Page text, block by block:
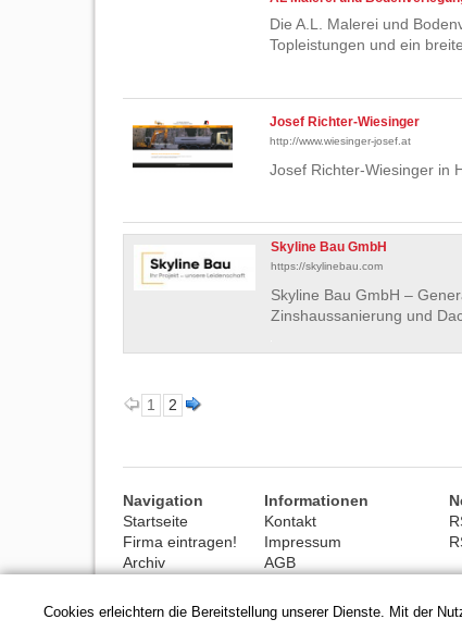
Cookies erleichtern die Bereitstellung unserer Dienste. Mit der
Die A.L. Malerei und
Topleistungen und ein
Josef Richter-Wiesinger
http://www.wiesinger-josef.at
Josef Richter-Wiesinger in
Skyline Bau GmbH
https://skylinebau.com
Skyline Bau GmbH –
Zinshaussanierung und
1
2
Navigation
Startseite
Firma eintragen!
Archiv
Informationen
Kontakt
Impressum
AGB